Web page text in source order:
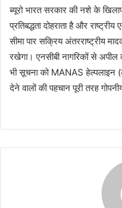
ब्यूरो भारत सरकार की नशे के
प्रतिबद्धता दोहराता है और
सीमा पार सक्रिय अंतरराष्ट्रीय
रखेगा। एनसीबी नागरिकों से अपील
भी सूचना को MANAS
देने वालों की पहचान पूरी तरह